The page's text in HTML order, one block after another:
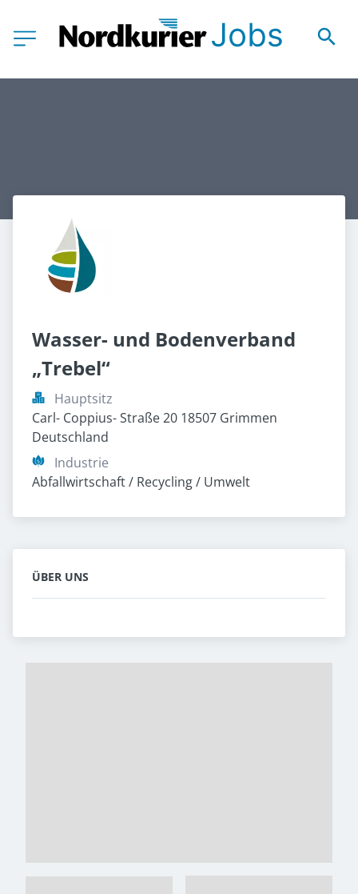
Wasser- und Bodenverband
„Trebel“
Hauptsitz
Carl- Coppius- Straße 20 18507 Grimmen
Deutschland
Industrie
Abfallwirtschaft / Recycling / Umwelt
ÜBER UNS